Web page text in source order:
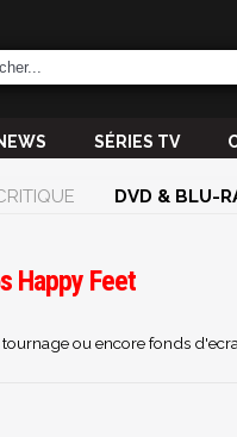
SÉRIES TV
DVD & BLU-
Happy Feet
ou encore fonds